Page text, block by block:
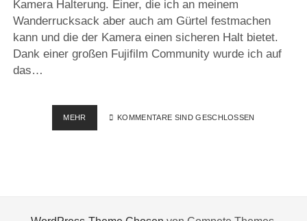
Kamera Halterung. Einer, die ich an meinem
Wanderrucksack aber auch am Gürtel festmachen
kann und die der Kamera einen sicheren Halt bietet.
Dank einer großen Fujifilm Community wurde ich auf
das…
MEHR KAMERHALTERUNG:
CAPTURE
KOMMENTARE SIND GESCHLOSSEN